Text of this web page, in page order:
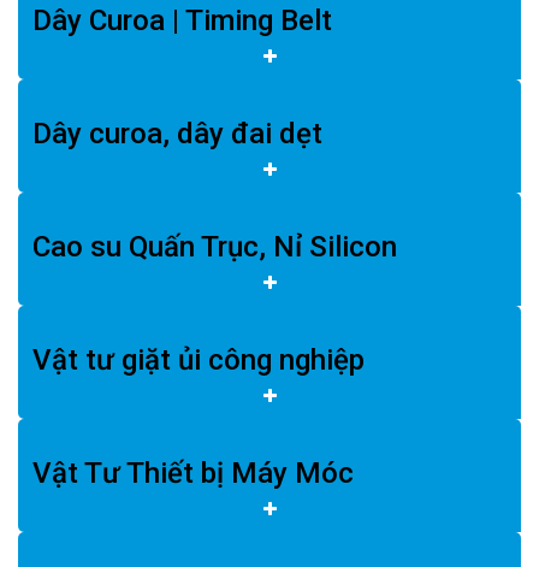
Dây Curoa | Timing Belt
Dây curoa, dây đai dẹt
Cao su Quấn Trục, Nỉ Silicon
Vật tư giặt ủi công nghiệp
Vật Tư Thiết bị Máy Móc